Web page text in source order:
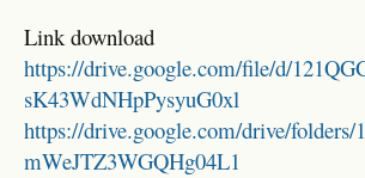
Link download
https://drive.google.com/file/d/
sK43WdNHpPysyuG0xl
https://drive.google.com/drive/
mWeJTZ3WGQHg04L1